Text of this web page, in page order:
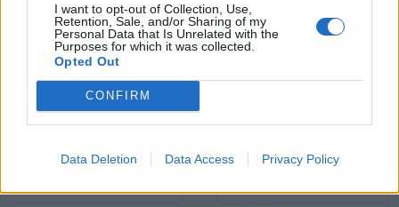
I want to opt-out of Collection, Use,
Retention, Sale, and/or Sharing of my
Personal Data that Is Unrelated with the
Purposes for which it was collected.
Opted Out
CONFIRM
Data Deletion Data Access Privacy Policy
Mastodon Telegram WhatsApp
Stampa Altro
Vuoi ricevere gli aggiornamenti delle news di TecnoGazzetta?
Inserisci nome ed indirizzo E-Mail: